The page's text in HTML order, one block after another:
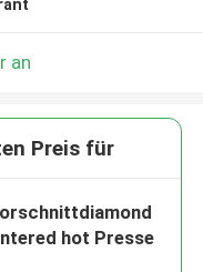
an
Preis für
hot Presse